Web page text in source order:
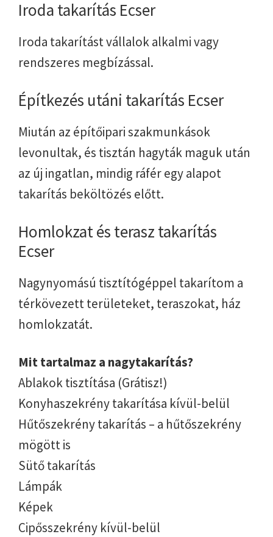
Iroda takarítás Ecser
Iroda takarítást vállalok alkalmi vagy
rendszeres megbízással.
Építkezés utáni takarítás Ecser
Miután az építőipari szakmunkások
levonultak, és tisztán hagyták maguk után
az új ingatlan, mindig ráfér egy alapot
takarítás beköltözés előtt.
Homlokzat és terasz takarítás
Ecser
Nagynyomású tisztítógéppel takarítom a
térkövezett területeket, teraszokat, ház
homlokzatát.
Mit tartalmaz a nagytakarítás?
Ablakok tisztítása (Grátisz!)
Konyhaszekrény takarítása kívül-belül
Hűtőszekrény takarítás – a hűtőszekrény
mögött is
Sütő takarítás
Lámpák
Képek
Cipősszekrény kívül-belül